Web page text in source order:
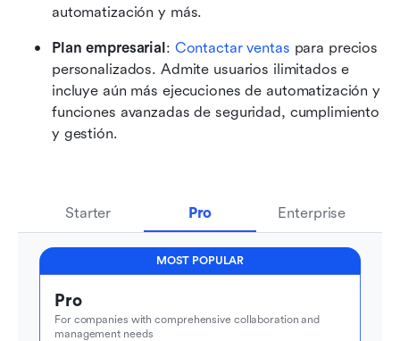
automatización y más.
Plan empresarial: Contactar ventas para precios
personalizados. Admite usuarios ilimitados e
incluye aún más ejecuciones de automatización y
funciones avanzadas de seguridad, cumplimiento
y gestión.
Starter Pro Enterprise
MOST POPULAR
Pro
For companies with comprehensive collaboration and
management needs